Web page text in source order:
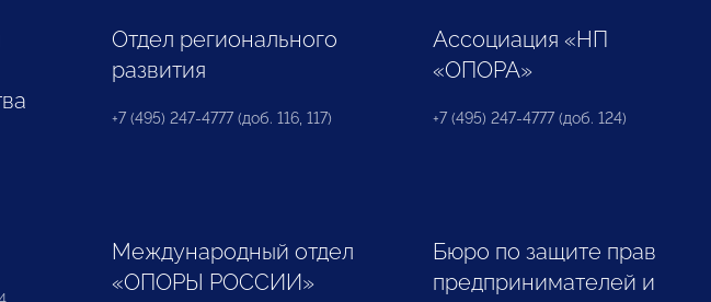
Отдел регионального
развития
+7 (495) 247-4777 (доб. 116, 117)
Ассоциация «НП
«ОПОРА»
+7 (495) 247-4777 (доб. 124)
Международный отдел
«ОПОРЫ РОССИИ»
Бюро по защите прав
предпринимателей и